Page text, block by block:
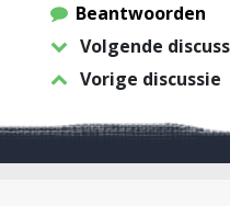
Beantwoorden
Volgende
Vorige discussie